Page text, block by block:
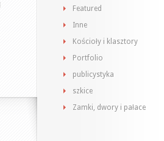
Featured
Inne
Kościoły i klasztory
Portfolio
publicystyka
szkice
Zamki, dwory i pałace